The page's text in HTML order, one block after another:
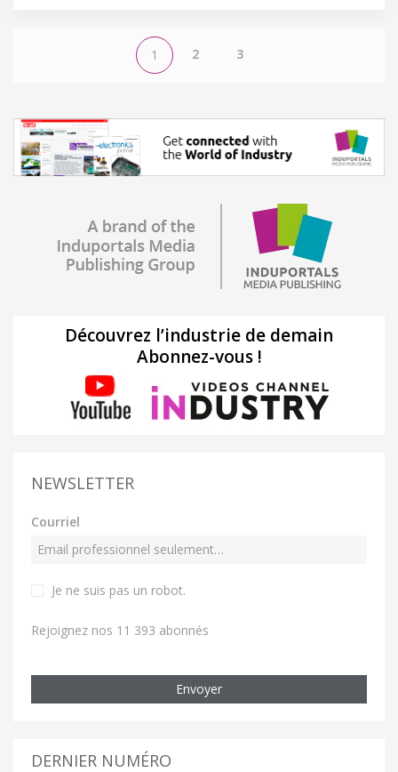
1 2 3
Découvrez l’industrie de demain
Abonnez-vous !
NEWSLETTER
Courriel
Je ne suis pas un robot.
Rejoignez nos 11 393 abonnés
Envoyer
DERNIER NUMÉRO